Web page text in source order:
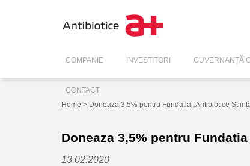
COMPANIE INVESTITORI GUVERNANȚĂ
CONTACT
Home > Doneaza 3,5% pentru Fundatia „Antibiotice
Doneaza 3,5% pentru
13.02.2020